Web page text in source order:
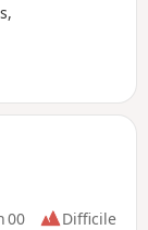
00
Difficile